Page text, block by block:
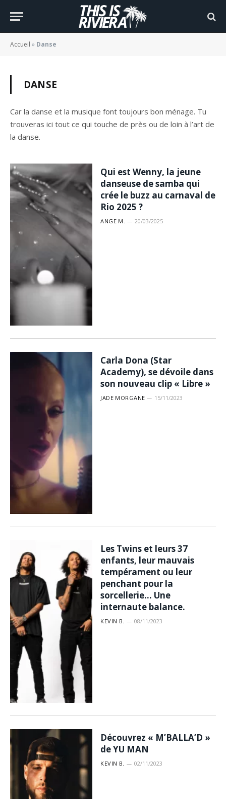
Accueil » Danse
DANSE
Car la danse et la musique font toujours bon ménage. Tu
trouveras ici tout ce qui touche de près ou de loin à l’art de
la danse.
Qui est Wenny, la jeune
danseuse de samba qui
crée le buzz au carnaval de
Rio 2025 ?
ANGE M. 20/03/2025
Carla Dona (Star
Academy), se dévoile dans
son nouveau clip « Libre »
JADE MORGANE 15/11/2023
Les Twins et leurs 37
enfants, leur mauvais
tempérament ou leur
penchant pour la
sorcellerie… Une
internaute balance.
KEVIN B. 08/11/2023
Découvrez « M’BALLA’D »
de YU MAN
KEVIN B. 02/11/2023